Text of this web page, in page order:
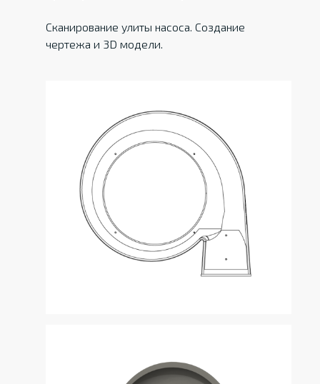
Сканирование улиты насоса. Создание
чертежа и 3D модели.